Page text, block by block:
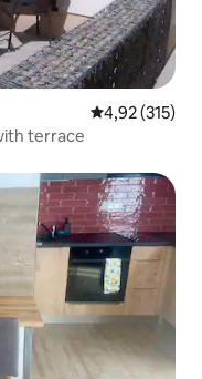
4,92 de uma
4,92 (315)
terrace